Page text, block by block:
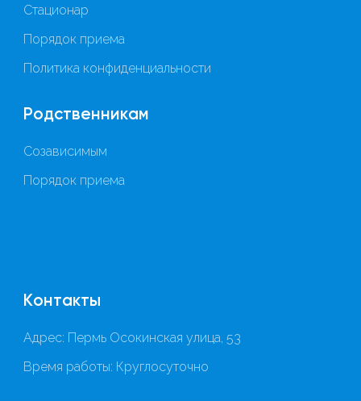
Стационар
Порядок приема
Политика конфиденциальности
Родственникам
Созависимым
Порядок приема
Контакты
Адрес: Пермь Осокинская улица, 53
Время работы: Круглосуточно